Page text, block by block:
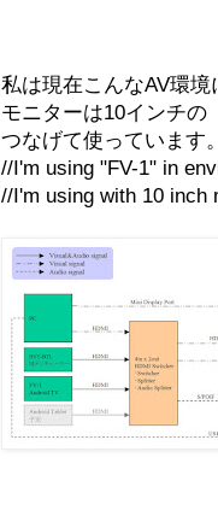
私は現在こんなAV環
モニターは10インチの
つなげて使っています。
//I'm using "FV-1" in
//I'm using with 10 inch